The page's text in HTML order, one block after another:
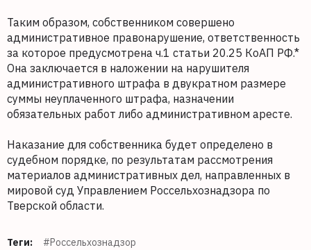
Таким образом, собственником совершено
административное правонарушение, ответственность
за которое предусмотрена ч.1 статьи 20.25 КоАП РФ.*
Она заключается в наложении на нарушителя
административного штрафа в двукратном размере
суммы неуплаченного штрафа, назначении
обязательных работ либо административном аресте.
Наказание для собственника будет определено в
судебном порядке, по результатам рассмотрения
материалов административных дел, направленных в
мировой суд Управлением Россельхознадзора по
Тверской области.
Теги:
#Россельхознадзор